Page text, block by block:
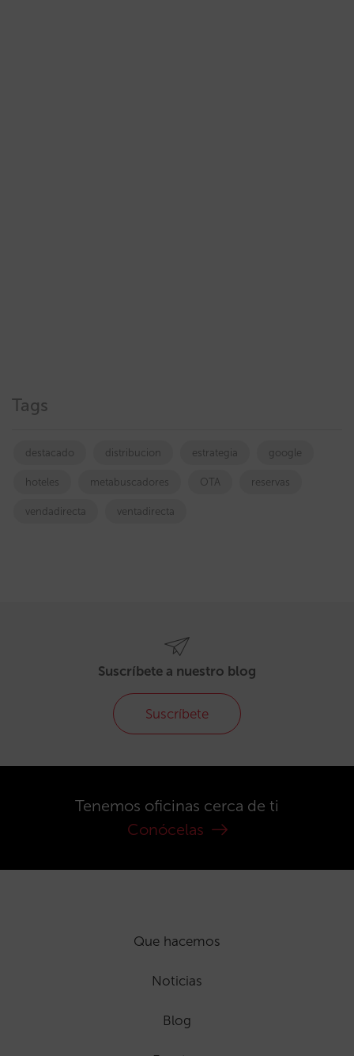
Tags
destacado distribucion estrategia google
hoteles metabuscadores OTA reservas
vendadirecta ventadirecta
Suscríbete a nuestro blog
Suscríbete
Tenemos oficinas cerca de ti
Conócelas
Que hacemos
Noticias
Blog